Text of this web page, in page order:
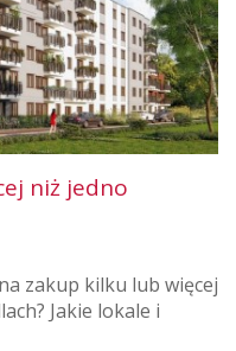
niż jedno
zakup kilku lub więcej
Jakie lokale i